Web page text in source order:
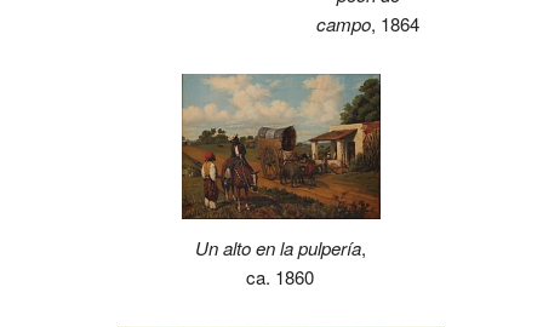
campo, 1864
Un alto en la pulpería,
ca. 1860